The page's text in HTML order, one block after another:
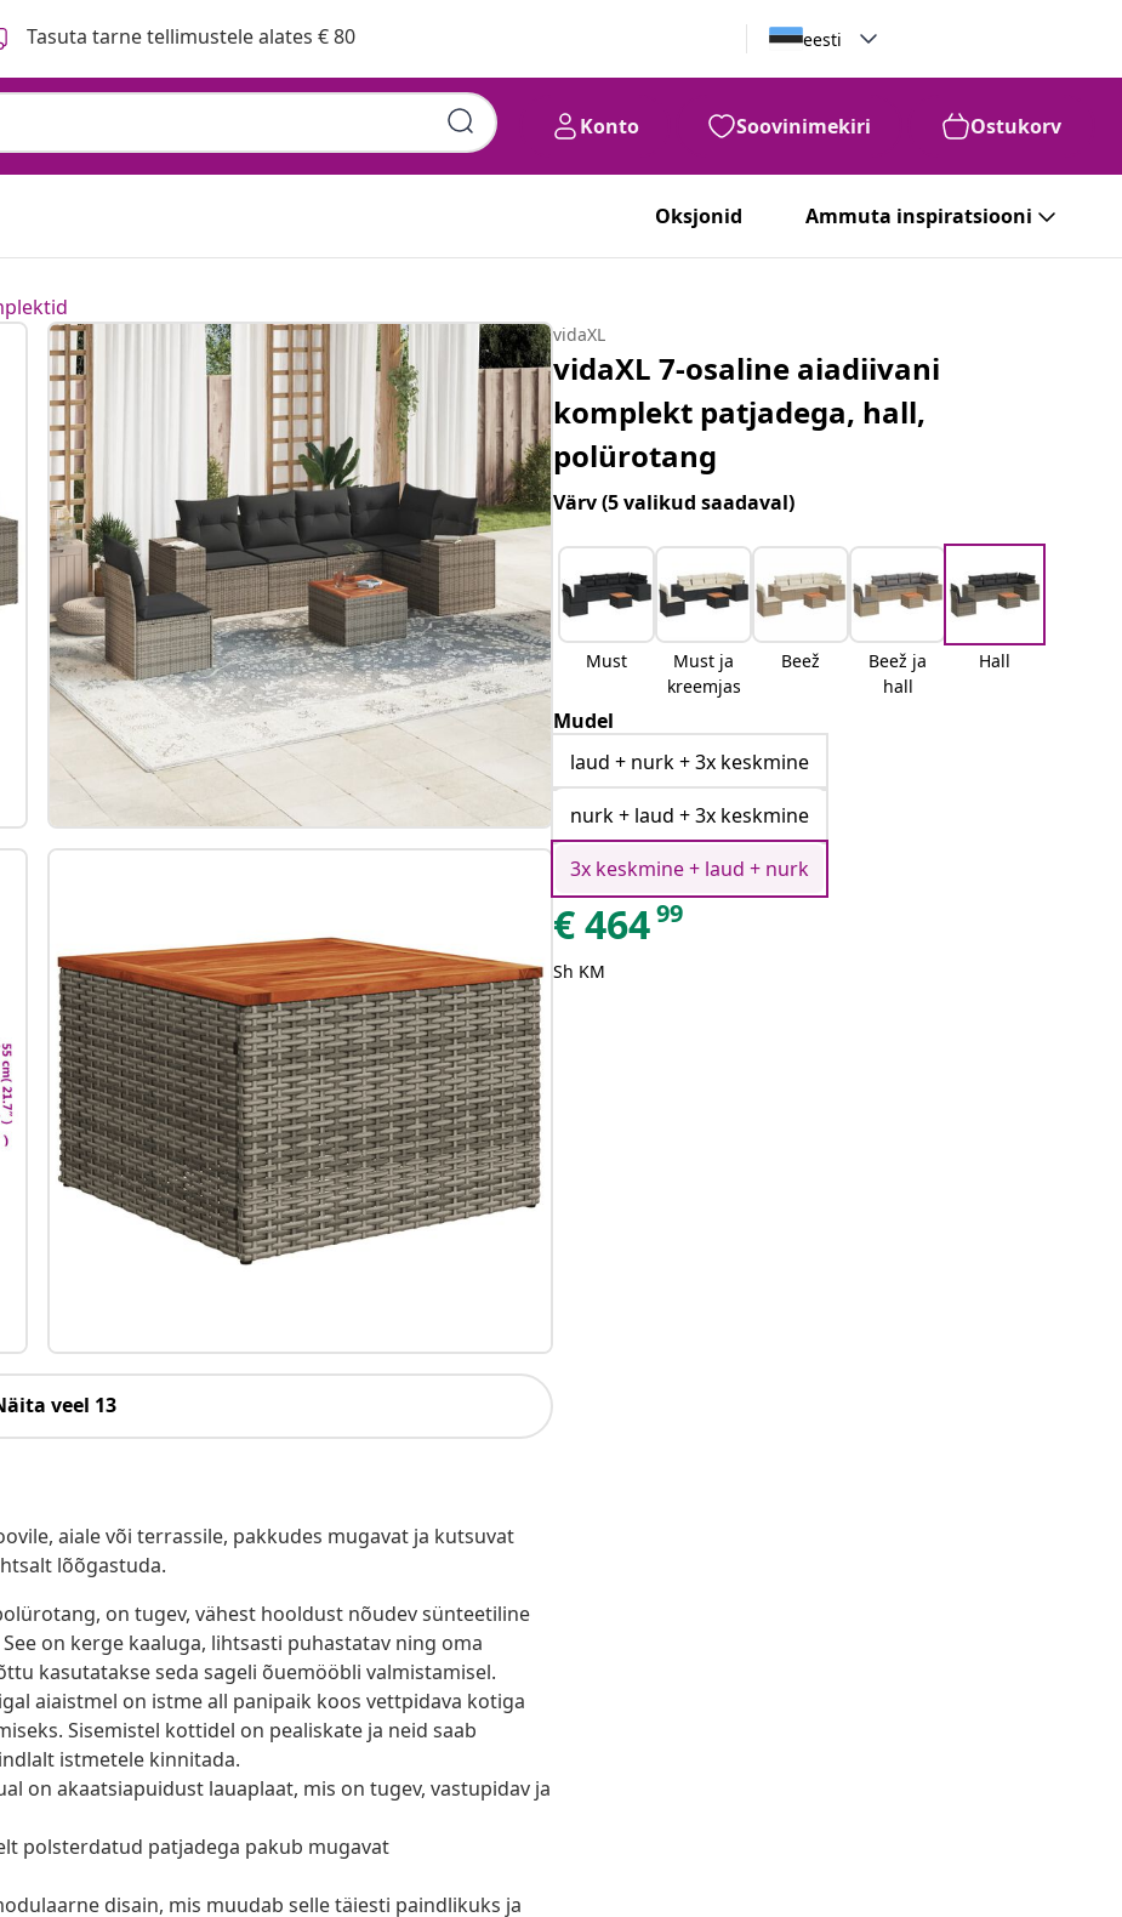
Tasuta tarne tellimustele alates € 80 eesti
Konto Soovinimekiri Ostukorv
Oksjonid Ammuta inspiratsiooni
veel 13
aiale või terrassile, pakkudes mugavat ja kutsuvat
lõõgastuda.
on tugev, vähest hooldust nõudev sünteetiline
on kerge kaaluga, lihtsasti puhastatav ning oma
kasutatakse seda sageli õuemööbli valmistamisel.
aiaistmel on istme all panipaik koos vettpidava kotiga
Sisemistel kottidel on pealiskate ja neid saab
istmetele kinnitada.
on akaatsiapuidust lauaplaat, mis on tugev, vastupidav ja
polsterdatud patjadega pakub mugavat
disain, mis muudab selle täiesti paindlikuks ja
vidaXL
vidaXL 7-osaline aiadiivani
komplekt patjadega, hall,
polürotang
Värv(5 valikud saadaval)
Must
Must ja
kreemjas
Beež
Beež ja
hall
Hall
Mudel
laud + nurk + 3x keskmine
nurk + laud + 3x keskmine
3x keskmine + laud + nurk
€46499
Sh KM